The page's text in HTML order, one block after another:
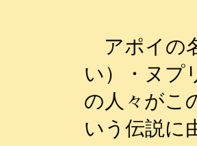
アポイの
い）・ヌプ
の人々がこ
いう伝説に